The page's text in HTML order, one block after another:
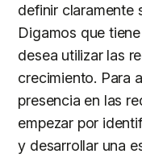
definir claramente
Digamos que
desea utilizar las
crecimiento. Para
presencia en las
empezar por
y desarrollar una